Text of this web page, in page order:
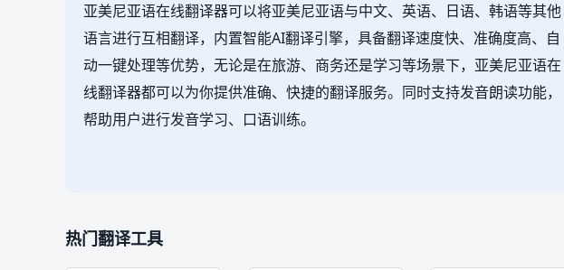
亚美尼亚语在线翻译器可以将亚美尼亚语与中文、英语、日语、韩语等其他
语言进行互相翻译，内置智能AI翻译引擎，具备翻译速度快、准确度高、自
动一键处理等优势，无论是在旅游、商务还是学习等场景下，亚美尼亚语在
线翻译器都可以为你提供准确、快捷的翻译服务。同时支持发音朗读功能，
帮助用户进行发音学习、口语训练。
热门翻译工具